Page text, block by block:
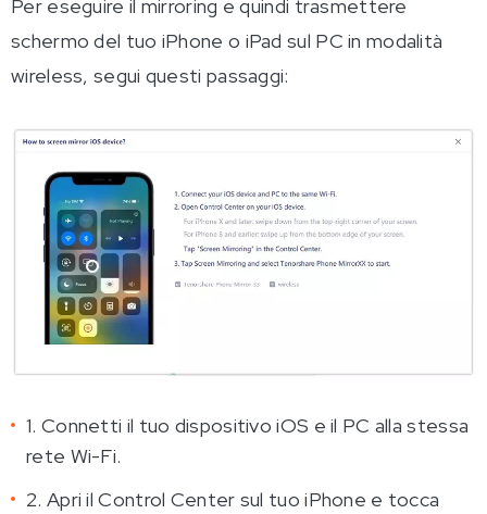
Per eseguire il mirroring e quindi trasmettere
schermo del tuo iPhone o iPad sul PC in modalità
wireless, segui questi passaggi:
1. Connetti il tuo dispositivo iOS e il PC alla stessa
rete Wi-Fi.
2. Apri il Control Center sul tuo iPhone e tocca